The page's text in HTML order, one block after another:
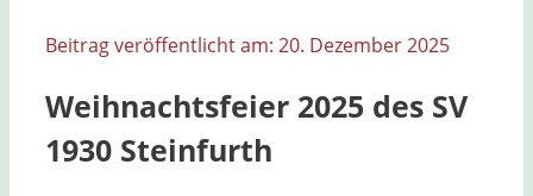
20. Dezember 2025
Weihnachtsfeier 2025 des SV
1930 Steinfurth